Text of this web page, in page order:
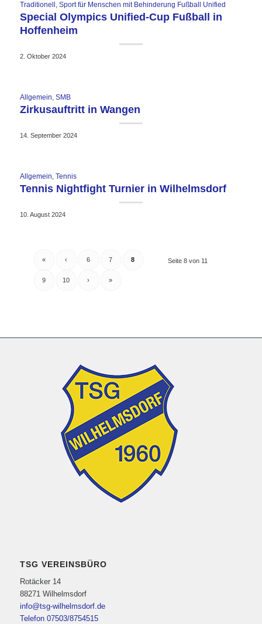
Traditionell
Sport für Menschen mit Behinderung Fußball Unified
Special Olympics Unified-Cup Fußball in
Hoffenheim
2. Oktober 2024
Allgemein SMB
Zirkusauftritt in Wangen
14. September 2024
Allgemein Tennis
Tennis Nightfight Turnier in Wilhelmsdorf
10. August 2024
Seite 8 von 11
« ‹ 6 7 8
9 10 › »
TSG VEREINSBÜRO
Rotäcker 14
88271 Wilhelmsdorf
info@tsg-wilhelmsdorf.de
Telefon 07503/8754515